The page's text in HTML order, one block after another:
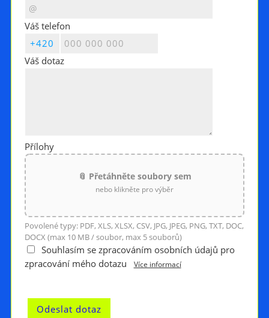
Váš telefon
Váš dotaz
Přílohy
📎 Přetáhněte soubory sem
nebo klikněte pro výběr
Povolené typy: PDF, XLS, XLSX, CSV, JPG, JPEG, PNG, TXT, DOC,
DOCX (max 10 MB / soubor, max 5 souborů)
Souhlasím se zpracováním osobních údajů pro
zpracování mého dotazu
Více informací